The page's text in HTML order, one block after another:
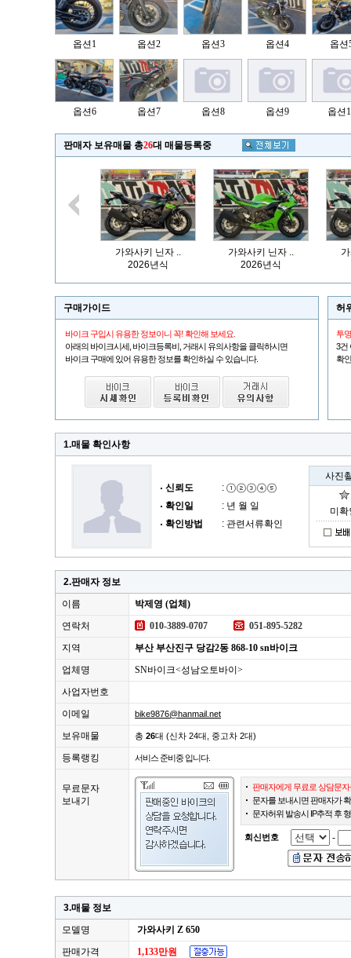
옵션1 옵션2 옵션3 옵션4 옵션
옵션6 옵션7 옵션8 옵션9 옵션
판매자 보유매물 총26대 매물등록중
가와사키 닌자 ..
2026년식
가와사키 닌자 ..
2026년식
구매가이드
바이크 구입시 유용한 정보이니 꼭! 확인해 보세요.
아래의 바이크시세, 바이크등록비, 거래시 유의사항을 클릭하시면
바이크 구매에 있어 유용한 정보를 확인하실 수 있습니다.
허
투
3건
확
1.매물 확인사항
신뢰도
:
확인일
: 년 월 일
확인방법
: 관련서류확인
사진
미확
2.판매자 정보
이름
박제영 (업체)
연락처
010-3889-0707
051-895-5282
지역
부산 부산진구 당감2동 868-10 sn바이크
업체명
SN바이크<성남오토바이>
사업자번호
이메일
bike9876@hanmail.net
보유매물 총 26대 (신차 24대, 중고차 2대)
등록랭킹 서비스 준비중 입니다.
무료문자
보내기
판매자에게 무료로 상담문
문자를 보내시면 판매자가
문자허위 발송시 IP추적 후
회신번호 -
3.매물 정보
모델명
가와사키 Z 650
판매가격
1,133만원